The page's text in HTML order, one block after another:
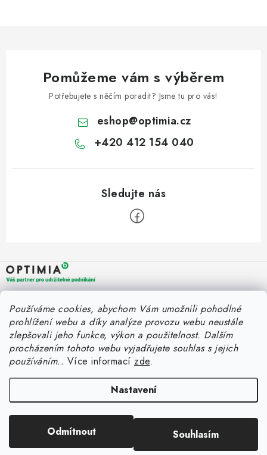
Používáme cookies, abychom Vám umožnili pohodlné
prohlížení webu a díky analýze provozu webu neustále
zlepšovali jeho funkce, výkon a použitelnost. Dalším
procházením tohoto webu vyjadřujete souhlas s jejich
používáním.. Více informací zde.
Nastavení
Odmítnout Souhlasím
Pomůžeme vám s výběrem
Potřebujete s něčím poradit? Jsme tu pro vás!
eshop@optimia.cz
+420 412 154 040
á
p
a
OPTIMIA BPO s.r.o.
Holýšovská 2923/4
150 00 Praha 5
Česká republika
Úplný kontakt
Rychlý kontakt
eshop@optimia.cz
+420 412 154 040
Informace pro vás
Fakturace v náhradním plnění
Náhradní plnění a zákon
FAQ - Náhradní plnění
FAQ - OOPP
Obchodní podmínky
Můj účet
Registrace
Historie objednávek
Katalogy
Vytvořil Shoptet Premium
Copyright 2026E-shop OPTIMIA . Všechna práva vyhrazena.